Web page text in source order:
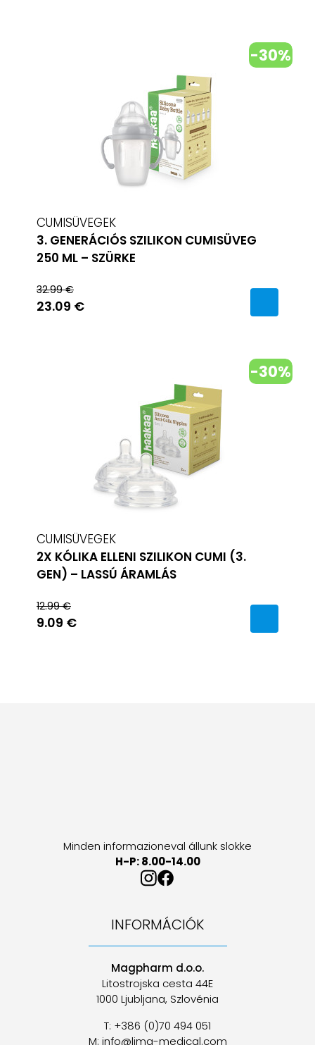
-30%
CUMISÜVEGEK
3. GENERÁCIÓS SZILIKON CUMISÜVEG
250 ML – SZÜRKE
32.99 €
23.09 €
-30%
CUMISÜVEGEK
2X KÓLIKA ELLENI SZILIKON CUMI (3.
GEN) – LASSÚ ÁRAMLÁS
12.99 €
9.09 €
INFORMÁCIÓK
Magpharm d.o.o.
Litostrojska cesta 44E
1000 Ljubljana, Szlovénia
T: +386 (0)70 494 051
M: info@lima-medical.com
Minden informazioneval állunk slokke
H-P: 8.00-14.00